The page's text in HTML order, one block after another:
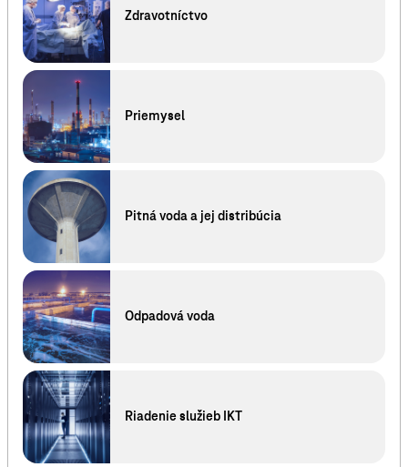
Zdravotníctvo
Priemysel
Pitná voda a jej distribúcia
Odpadová voda
Riadenie služieb IKT